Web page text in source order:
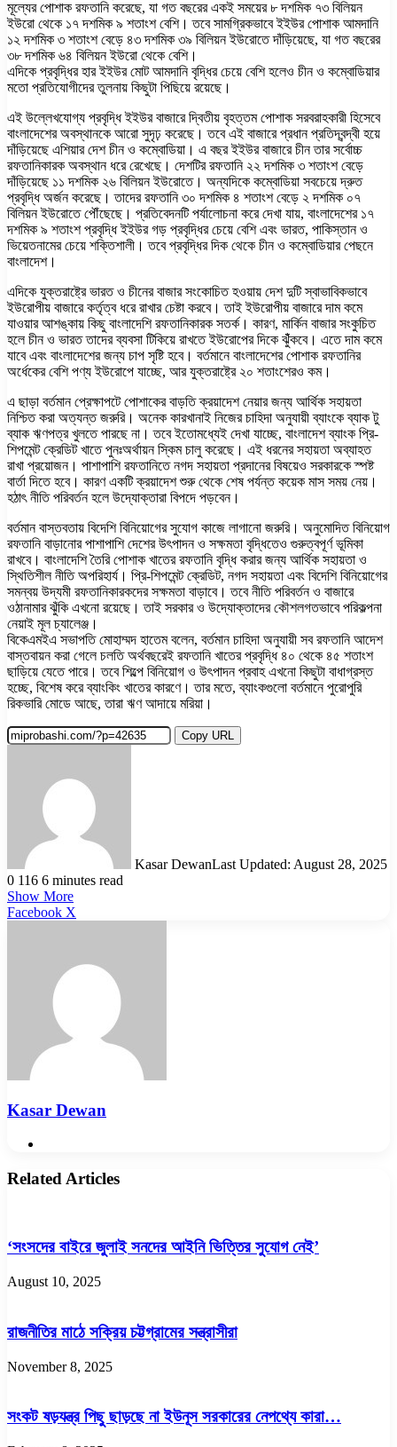
মূল্যের পোশাক রফতানি করেছে, যা গত বছরের একই সময়ের ৮ দশমিক ৭৩ বিলিয়ন
ইউরো থেকে ১৭ দশমিক ৯ শতাংশ বেশি। তবে সামগ্রিকভাবে ইইউর পোশাক আমদানি
১২ দশমিক ৩ শতাংশ বেড়ে ৪৩ দশমিক ৩৯ বিলিয়ন ইউরোতে দাঁড়িয়েছে, যা গত বছরের
৩৮ দশমিক ৬৪ বিলিয়ন ইউরো থেকে বেশি।
এদিকে প্রবৃদ্ধির হার ইইউর মোট আমদানি বৃদ্ধির চেয়ে বেশি হলেও চীন ও কম্বোডিয়ার
মতো প্রতিযোগীদের তুলনায় কিছুটা পিছিয়ে রয়েছে।
এই উল্লেখযোগ্য প্রবৃদ্ধি ইইউর বাজারে দ্বিতীয় বৃহত্তম পোশাক সরবরাহকারী হিসেবে
বাংলাদেশের অবস্থানকে আরো সুদৃঢ় করেছে। তবে এই বাজারে প্রধান প্রতিদ্বন্দ্বী হয়ে
দাঁড়িয়েছে এশিয়ার দেশ চীন ও কম্বোডিয়া। এ বছর ইইউর বাজারে চীন তার সর্বোচ্চ
রফতানিকারক অবস্থান ধরে রেখেছে। দেশটির রফতানি ২২ দশমিক ৩ শতাংশ বেড়ে
দাঁড়িয়েছে ১১ দশমিক ২৬ বিলিয়ন ইউরোতে। অন্যদিকে কম্বোডিয়া সবচেয়ে দ্রুত
প্রবৃদ্ধি অর্জন করেছে। তাদের রফতানি ৩০ দশমিক ৪ শতাংশ বেড়ে ২ দশমিক ০৭
বিলিয়ন ইউরোতে পৌঁছেছে। প্রতিবেদনটি পর্যালোচনা করে দেখা যায়, বাংলাদেশের ১৭
দশমিক ৯ শতাংশ প্রবৃদ্ধি ইইউর গড় প্রবৃদ্ধির চেয়ে বেশি এবং ভারত, পাকিস্তান ও
ভিয়েতনামের চেয়ে শক্তিশালী। তবে প্রবৃদ্ধির দিক থেকে চীন ও কম্বোডিয়ার পেছনে
বাংলাদেশ।
এদিকে যুক্তরাষ্ট্রে ভারত ও চীনের বাজার সংকোচিত হওয়ায় দেশ দুটি স্বাভাবিকভাবে
ইউরোপীয় বাজারে কর্তৃত্ব ধরে রাখার চেষ্টা করবে। তাই ইউরোপীয় বাজারে দাম কমে
যাওয়ার আশঙ্কায় কিছু বাংলাদেশি রফতানিকারক সতর্ক। কারণ, মার্কিন বাজার সংকুচিত
হলে চীন ও ভারত তাদের ব্যবসা টিকিয়ে রাখতে ইউরোপের দিকে ঝুঁঁকবে। এতে দাম কমে
যাবে এবং বাংলাদেশের জন্য চাপ সৃষ্টি হবে। বর্তমানে বাংলাদেশের পোশাক রফতানির
অর্ধেকের বেশি পণ্য ইউরোপে যাচ্ছে, আর যুক্তরাষ্ট্রে ২০ শতাংশেরও কম।
এ ছাড়া বর্তমান প্রেক্ষাপটে পোশাকের বাড়তি ক্রয়াদেশ নেয়ার জন্য আর্থিক সহায়তা
নিশ্চিত করা অত্যন্ত জরুরি। অনেক কারখানাই নিজের চাহিদা অনুযায়ী ব্যাংকে ব্যাক টু
ব্যাক ঋণপত্র খুলতে পারছে না। তবে ইতোমধ্যেই দেখা যাচ্ছে, বাংলাদেশ ব্যাংক প্রি-
শিপমেন্ট ক্রেডিট খাতে পুনঃঅর্থায়ন স্কিম চালু করেছে। এই ধরনের সহায়তা অব্যাহত
রাখা প্রয়োজন। পাশাপাশি রফতানিতে নগদ সহায়তা প্রদানের বিষয়েও সরকারকে স্পষ্ট
বার্তা দিতে হবে। কারণ একটি ক্রয়াদেশ শুরু থেকে শেষ পর্যন্ত কয়েক মাস সময় নেয়।
হঠাৎ নীতি পরিবর্তন হলে উদ্যোক্তারা বিপদে পড়বেন।
বর্তমান বাস্তবতায় বিদেশি বিনিয়োগের সুযোগ কাজে লাগানো জরুরি। অনুমোদিত বিনিয়োগ
রফতানি বাড়ানোর পাশাপাশি দেশের উৎপাদন ও সক্ষমতা বৃদ্ধিতেও গুরুত্বপূর্ণ ভূমিকা
রাখবে। বাংলাদেশি তৈরি পোশাক খাতের রফতানি বৃদ্ধি করার জন্য আর্থিক সহায়তা ও
স্থিতিশীল নীতি অপরিহার্য। প্রি-শিপমেন্ট ক্রেডিট, নগদ সহায়তা এবং বিদেশি বিনিয়োগের
সমন্বয় উদ্যমী রফতানিকারকদের সক্ষমতা বাড়াবে। তবে নীতি পরিবর্তন ও বাজারে
ওঠানামার ঝুঁকি এখনো রয়েছে। তাই সরকার ও উদ্যোক্তাদের কৌশলগতভাবে পরিকল্পনা
নেয়াই মূল চ্যালেঞ্জ।
বিকেএমইএ সভাপতি মোহাম্মদ হাতেম বলেন, বর্তমান চাহিদা অনুযায়ী সব রফতানি আদেশ
বাস্তবায়ন করা গেলে চলতি অর্থবছরেই রফতানি খাতের প্রবৃদ্ধি ৪০ থেকে ৪৫ শতাংশ
ছাড়িয়ে যেতে পারে। তবে শিল্পে বিনিয়োগ ও উৎপাদন প্রবাহ এখনো কিছুটা বাধাগ্রস্ত
হচ্ছে, বিশেষ করে ব্যাংকিং খাতের কারণে। তার মতে, ব্যাংকগুলো বর্তমানে পুরোপুরি
রিকভারি মোডে আছে, তারা ঋণ আদায়ে মরিয়া।
Copy URL
Kasar DewanLast Updated: August 28, 2025
0 116 6 minutes read
Show More
Facebook X
Kasar Dewan
Related Articles
‘সংসদের বাইরে জুলাই সনদের আইনি ভিত্তির সুযোগ নেই’
August 10, 2025
রাজনীতির মাঠে সক্রিয় চট্টগ্রামের সন্ত্রাসীরা
November 8, 2025
সংকট ষড়যন্ত্র পিছু ছাড়ছে না ইউনূস সরকারের নেপথ্যে কারা…